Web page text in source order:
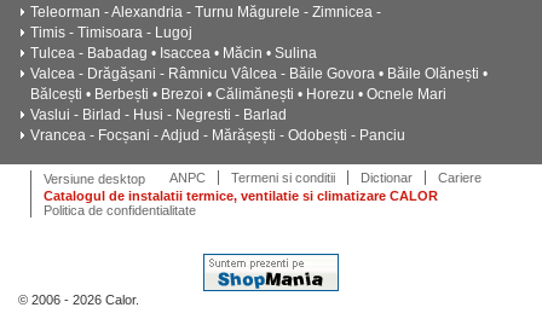
Teleorman - Alexandria - Turnu Măgurele - Zimnicea -
Timis - Timisoara - Lugoj
Tulcea - Babadag • Isaccea • Măcin • Sulina
Valcea - Drăgășani - Râmnicu Vâlcea - Băile Govora • Băile Olănești •
Bălcești • Berbești • Brezoi • Călimănești • Horezu • Ocnele Mari
Vaslui - Birlad - Husi - Negresti - Barlad
Vrancea - Focșani - Adjud - Mărășești - Odobești - Panciu
Versiune desktop ANPC Termeni si conditii Dictionar
Cariere
Catalogul de instalatii termice, ventilatie si climatizare CALOR
Politica de confidentialitate
© 2006 - 2026 Calor.